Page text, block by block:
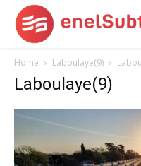
Home Laboulaye(9)
Laboulaye(9)